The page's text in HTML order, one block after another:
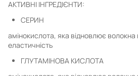
АКТИВНІ ІНГРЕДІЄНТИ:
СЕРИН
амінокислота, яка відновлює
еластичність
ГЛУТАМІНОВА КИСЛОТА